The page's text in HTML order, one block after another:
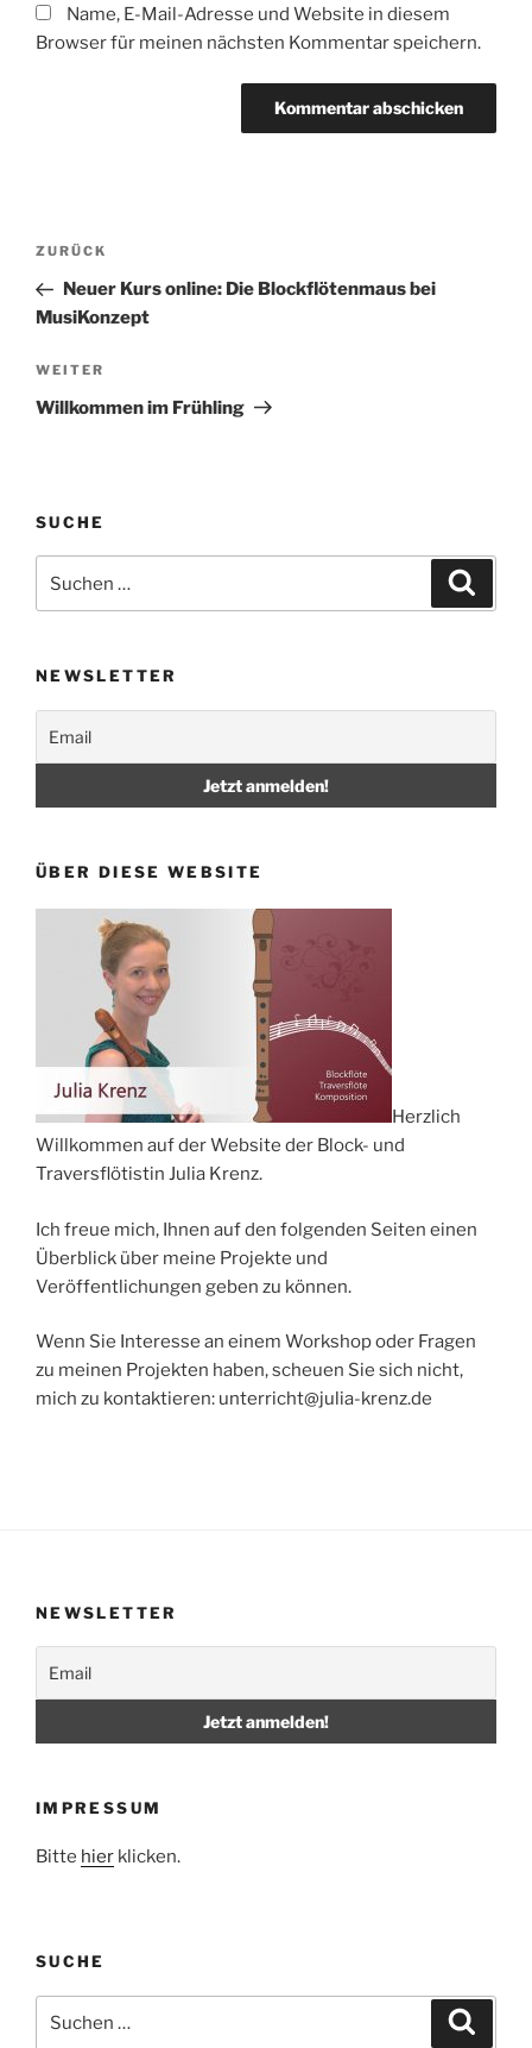
Name, E-Mail-Adresse und Website in diesem
Browser für meinen nächsten Kommentar speichern.
Beitragsnavigation
Vorheriger
Beitrag
ZURÜCK
Neuer Kurs online: Die Blockflötenmaus bei
MusiKonzept
Nächster
Beitrag
WEITER
Willkommen im Frühling
SUCHE
nach:
NEWSLETTER
ÜBER DIESE WEBSITE
Herzlich
Willkommen auf der Website der Block- und
Traversflötistin Julia Krenz.
Ich freue mich, Ihnen auf den folgenden Seiten einen
Überblick über meine Projekte und
Veröffentlichungen geben zu können.
Wenn Sie Interesse an einem Workshop oder Fragen
zu meinen Projekten haben, scheuen Sie sich nicht,
mich zu kontaktieren: unterricht@julia-krenz.de
NEWSLETTER
IMPRESSUM
Bitte hier klicken.
SUCHE
nach: